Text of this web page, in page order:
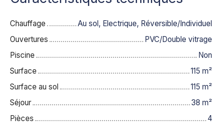
Chauffage
Au sol, Electrique, Réversible/Individuel
Ouvertures
PVC/Double vitrage
Piscine
Non
Surface
115 m²
Surface au sol
115 m²
Séjour
38 m²
Pièces
4